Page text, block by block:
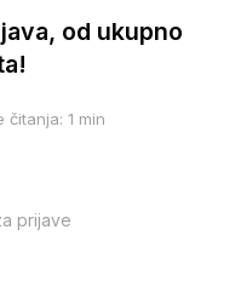
od ukupno
čitanja: 1 min